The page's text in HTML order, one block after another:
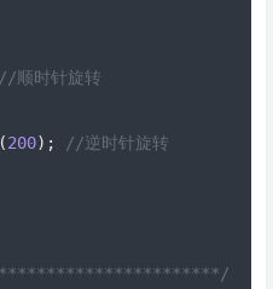
//顺时针旋转
200);
//逆时针旋转